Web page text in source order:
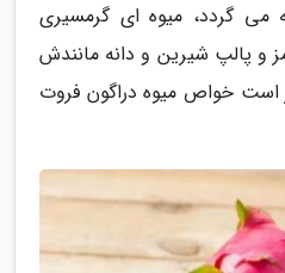
می گردد، میوه ای گرمسیری
و پالپ شیرین و دانه مانندش
است خواص میوه دراگون فروت